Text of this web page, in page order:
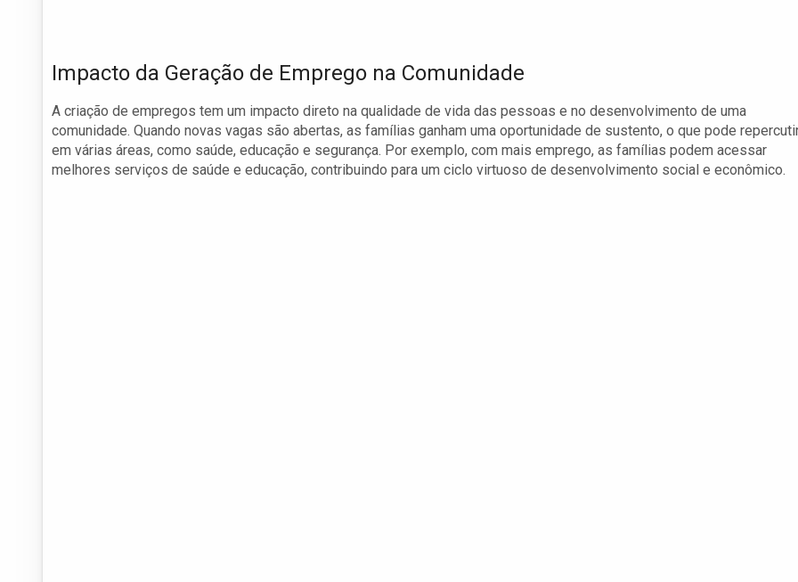
Impacto da Geração de Emprego na Comunidade
A criação de empregos tem um impacto direto na qualidade de vida das pessoas e no desenvolvimento de uma
comunidade. Quando novas vagas são abertas, as famílias ganham uma oportunidade de sustento, o que pode
em várias áreas, como saúde, educação e segurança. Por exemplo, com mais emprego, as famílias podem acessar
melhores serviços de saúde e educação, contribuindo para um ciclo virtuoso de desenvolvimento social e econômico.